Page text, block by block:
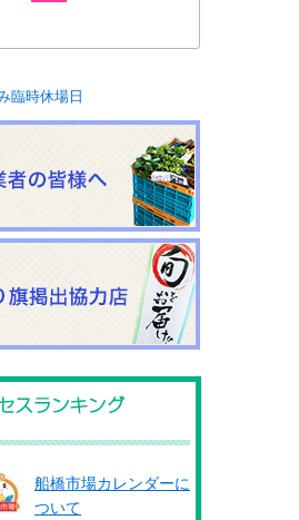
臨時休場日
船橋市場カレンダーに
ついて